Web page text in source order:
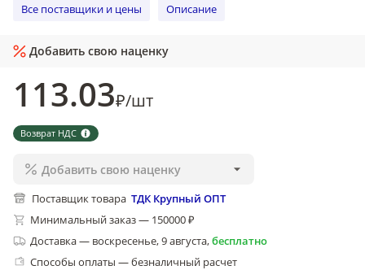
Все поставщики и цены Описание
Добавить свою наценку
113.03₽/шт
Возврат НДС
Добавить свою наценку
Поставщик товара ТДК Крупный ОПТ
Минимальный заказ — 150000 ₽
Доставка— воскресенье, 9 августа,бесплатно
Способы оплаты — безналичный расчет